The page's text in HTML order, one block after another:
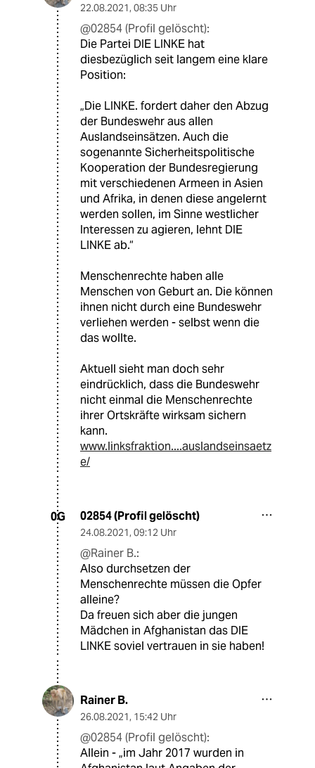
22.08.2021, 08:35 Uhr
@02854 (Profil gelöscht):
Die Partei DIE LINKE hat
diesbezüglich seit langem eine klare
Position:
„Die LINKE. fordert daher den Abzug
der Bundeswehr aus allen
Auslandseinsätzen. Auch die
sogenannte Sicherheitspolitische
Kooperation der Bundesregierung
mit verschiedenen Armeen in Asien
und Afrika, in denen diese angelernt
werden sollen, im Sinne westlicher
Interessen zu agieren, lehnt DIE
LINKE ab.“
Menschenrechte haben alle
Menschen von Geburt an. Die können
ihnen nicht durch eine Bundeswehr
verliehen werden - selbst wenn die
das wollte.
Aktuell sieht man doch sehr
eindrücklich, dass die Bundeswehr
nicht einmal die Menschenrechte
ihrer Ortskräfte wirksam sichern
kann.
www.linksfraktion....auslandseinsaetz
e/
0G 02854 (Profil gelöscht)
24.08.2021, 09:12 Uhr
@Rainer B.:
Also durchsetzen der
Menschenrechte müssen die Opfer
alleine?
Da freuen sich aber die jungen
Mädchen in Afghanistan das DIE
LINKE soviel vertrauen in sie haben!
Rainer B.
26.08.2021, 15:42 Uhr
@02854 (Profil gelöscht):
Allein - „im Jahr 2017 wurden in